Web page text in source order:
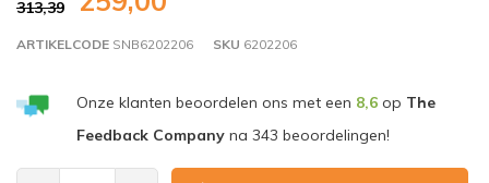
313,39
ARTIKELCODE SNB6202206 SKU 6202206
Onze klanten beoordelen ons met een 8,6op The
Feedback Companyna 343 beoordelingen!